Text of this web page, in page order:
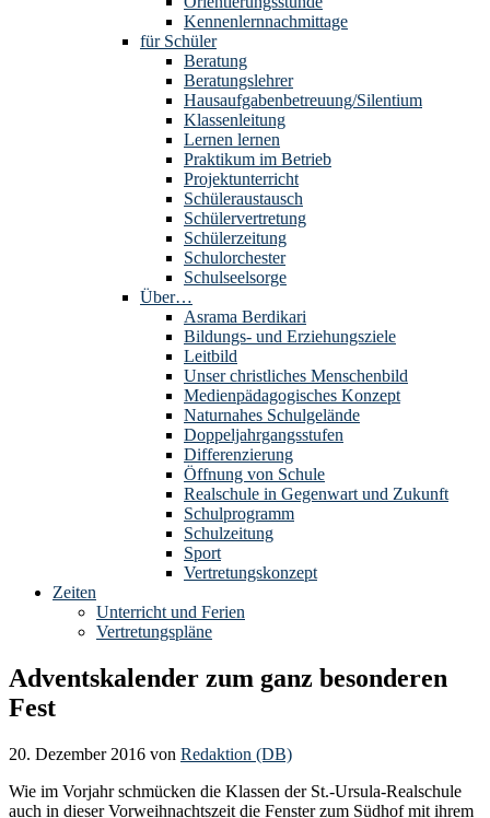
Kennenlernnachmittage
für Schüler
Beratung
Beratungslehrer
Hausaufgabenbetreuung/Silentium
Klassenleitung
Lernen lernen
Praktikum im Betrieb
Projektunterricht
Schüleraustausch
Schülervertretung
Schülerzeitung
Schulorchester
Schulseelsorge
Über…
Asrama Berdikari
Bildungs- und Erziehungsziele
Leitbild
Unser christliches Menschenbild
Medienpädagogisches Konzept
Naturnahes Schulgelände
Doppeljahrgangsstufen
Differenzierung
Öffnung von Schule
Realschule in Gegenwart und Zukunft
Schulprogramm
Schulzeitung
Sport
Vertretungskonzept
Zeiten
Unterricht und Ferien
Vertretungspläne
Adventskalender zum ganz besonderen
Fest
20. Dezember 2016 von Redaktion (DB)
Wie im Vorjahr schmücken die Klassen der St.-Ursula-Realschule
auch in dieser Vorweihnachtszeit die Fenster zum Südhof mit ihrem